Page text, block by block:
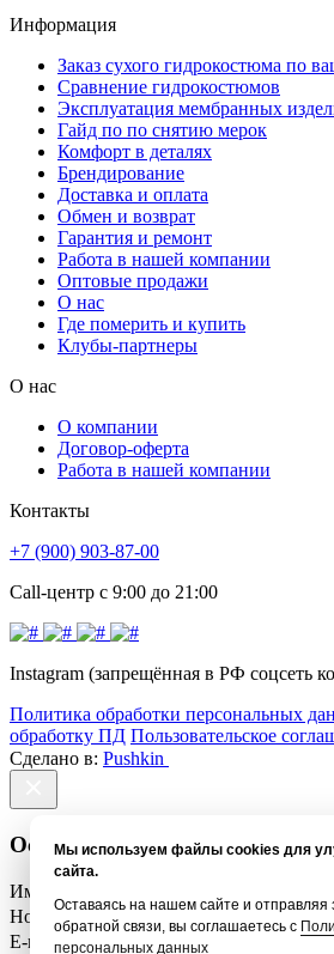
Мы используем файлы cookies для
сайта.
Оставаясь на нашем сайте и
обратной связи, вы соглашаетесь с
персональных данных
Информация
Заказ сухого гидрокостюма по
Сравнение гидрокостюмов
Эксплуатация мембранных
Гайд по по снятию мерок
Комфорт в деталях
Брендирование
Доставка и оплата
Обмен и возврат
Гарантия и ремонт
Работа в нашей компании
Оптовые продажи
О нас
Где померить и купить
Клубы-партнеры
О нас
О компании
Договор-оферта
Работа в нашей компании
Контакты
+7 (900) 903-87-00
Call-центр с 9:00 до 21:00
Instagram (запрещённая в РФ соцсеть
Политика обработки персональных
обработку ПД Пользовательское
Сделано в: Pushkin
Оставить отзыв
Имя *
Номер телефона *
E-mail *